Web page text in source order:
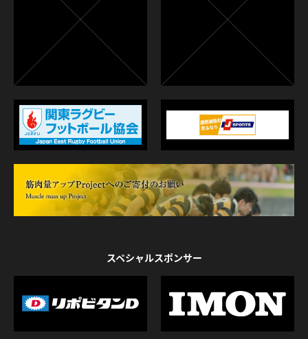
スペシャルスポンサー